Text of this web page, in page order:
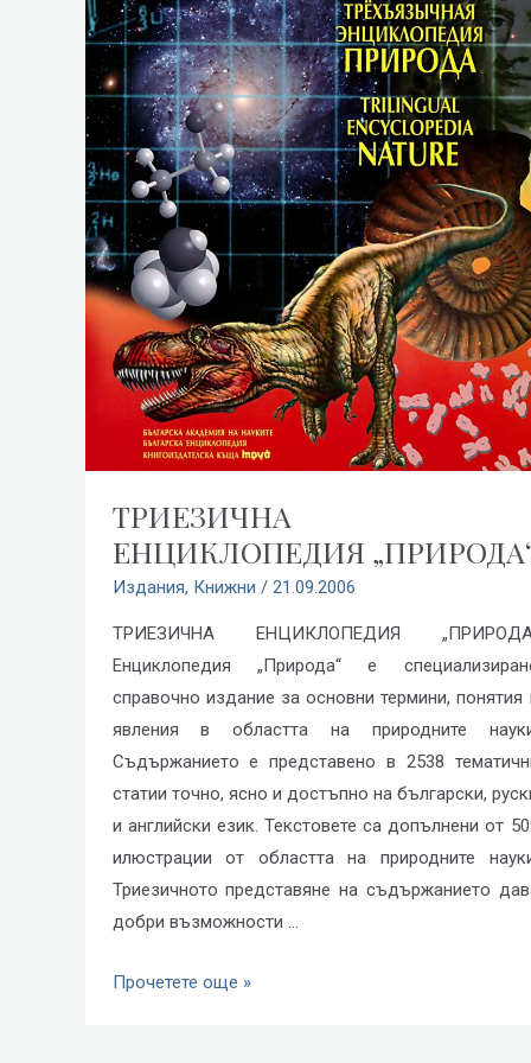
ТРИЕЗИЧНА
ЕНЦИКЛОПЕДИЯ
Издания, Книжни / 21.09.2006
ТРИЕЗИЧНА ЕНЦИКЛОПЕДИЯ
Енциклопедия „Природа“ е
справочно издание за основни термини, понятия
явления в областта на природните
Съдържанието е представено в 2538
статии точно, ясно и достъпно на български,
и английски език. Текстовете са допълнени от
илюстрации от областта на природните
Триезичното представяне на съдържанието
добри възможности …
Прочетете още »